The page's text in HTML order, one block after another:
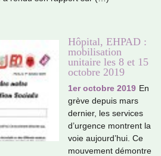
Hôpital, EHPAD :
mobilisation
unitaire les 8 et 15
octobre 2019
1er octobre 2019 En
grève depuis mars
der­nier, les ser­vi­ces
d’urgence mon­trent la
voie aujourd’hui. Ce
mou­ve­ment démon­tre